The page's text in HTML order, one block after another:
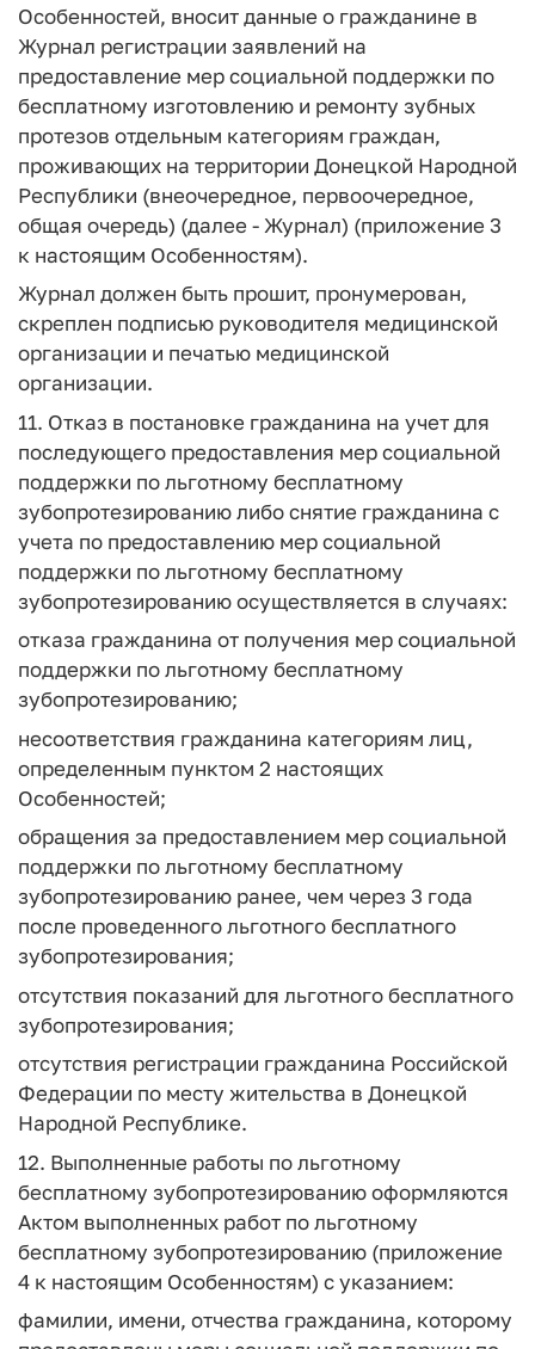
Особенностей, вносит данные о гражданине в
Журнал регистрации заявлений на
предоставление мер социальной поддержки по
бесплатному изготовлению и ремонту зубных
протезов отдельным категориям граждан,
проживающих на территории Донецкой Народной
Республики (внеочередное, первоочередное,
общая очередь) (далее - Журнал) (приложение 3
к настоящим Особенностям).
Журнал должен быть прошит, пронумерован,
скреплен подписью руководителя медицинской
организации и печатью медицинской
организации.
11. Отказ в постановке гражданина на учет для
последующего предоставления мер социальной
поддержки по льготному бесплатному
зубопротезированию либо снятие гражданина с
учета по предоставлению мер социальной
поддержки по льготному бесплатному
зубопротезированию осуществляется в случаях:
отказа гражданина от получения мер социальной
поддержки по льготному бесплатному
зубопротезированию;
несоответствия гражданина категориям лиц,
определенным пунктом 2 настоящих
Особенностей;
обращения за предоставлением мер социальной
поддержки по льготному бесплатному
зубопротезированию ранее, чем через 3 года
после проведенного льготного бесплатного
зубопротезирования;
отсутствия показаний для льготного бесплатного
зубопротезирования;
отсутствия регистрации гражданина Российской
Федерации по месту жительства в Донецкой
Народной Республике.
12. Выполненные работы по льготному
бесплатному зубопротезированию оформляются
Актом выполненных работ по льготному
бесплатному зубопротезированию (приложение
4 к настоящим Особенностям) с указанием:
фамилии, имени, отчества гражданина, которому